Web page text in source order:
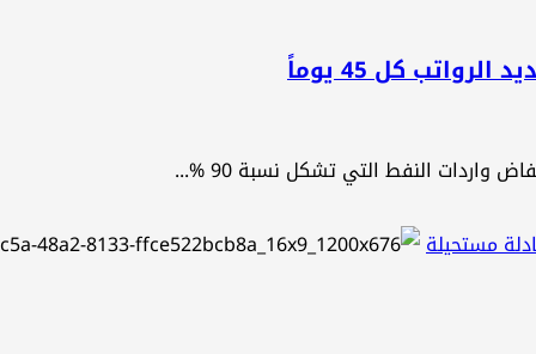
كل 45 يوماً
واردات النفط التي تشكل نسبة 90 %...
مستحيلة